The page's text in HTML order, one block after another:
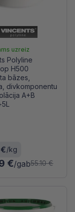
uzreiz
Polyline
H500
bāzes,
divkomponentu
A+B
/kg
€/gab55.10 €